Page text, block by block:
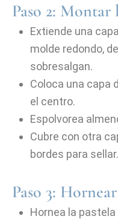
Paso 2: Montar
Extiende una
molde redondo,
sobresalgan.
Coloca una capa
el centro.
Espolvorea
Cubre con otra
bordes para sellar.
Paso 3: Hornear
Hornea la pastela